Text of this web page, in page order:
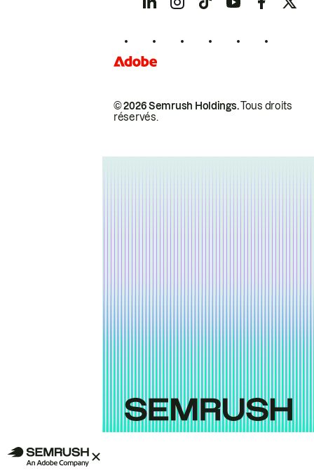
© 2026 Semrush Holdings.Tous droits
réservés.